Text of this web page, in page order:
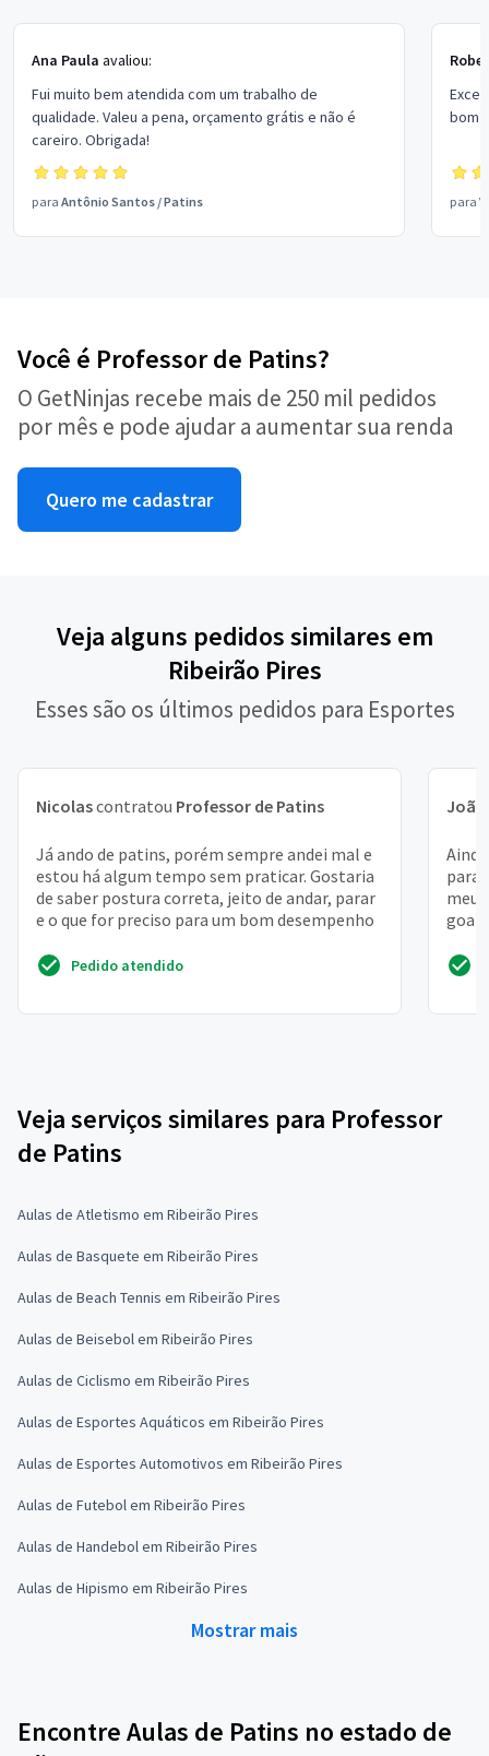
Ana Paula avaliou:
Fui muito bem atendida com um trabalho de
qualidade. Valeu a pena, orçamento grátis e não é
careiro. Obrigada!
para Antônio Santos /Patins
bom
para
Você é Professor de Patins?
O GetNinjas recebe mais de 250 mil pedidos
por mês e pode ajudar a aumentar sua renda
Quero me cadastrar
Veja alguns pedidos similares em
Ribeirão Pires
Esses são os últimos pedidos para Esportes
Nicolascontratou Professor de Patins
Já ando de patins, porém sempre andei mal e
estou há algum tempo sem praticar. Gostaria
de saber postura correta, jeito de andar, parar
e o que for preciso para um bom desempenho
Pedido atendido
para
meu
Veja serviços similares para Professor
de Patins
Aulas de Atletismo em Ribeirão Pires
Aulas de Basquete em Ribeirão Pires
Aulas de Beach Tennis em Ribeirão Pires
Aulas de Beisebol em Ribeirão Pires
Aulas de Ciclismo em Ribeirão Pires
Aulas de Esportes Aquáticos em Ribeirão Pires
Aulas de Esportes Automotivos em Ribeirão Pires
Aulas de Futebol em Ribeirão Pires
Aulas de Handebol em Ribeirão Pires
Aulas de Hipismo em Ribeirão Pires
Mostrar mais
Encontre Aulas de Patins no estado de